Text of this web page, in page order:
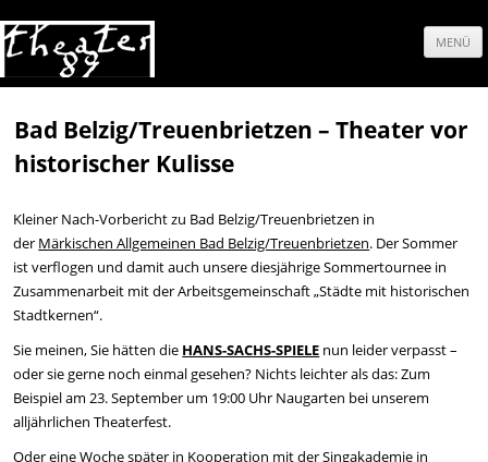
MENÜ
Springe
Bad Belzig/Treuenbrietzen – Theater vor
historischer Kulisse
Kleiner Nach-Vorbericht zu Bad Belzig/Treuenbrietzen in
der Märkischen Allgemeinen Bad Belzig/Treuenbrietzen. Der Sommer
ist verflogen und damit auch unsere diesjährige Sommertournee in
Zusammenarbeit mit der Arbeitsgemeinschaft „Städte mit historischen
Stadtkernen“.
Sie meinen, Sie hätten die HANS-SACHS-SPIELE nun leider verpasst –
oder sie gerne noch einmal gesehen? Nichts leichter als das: Zum
Beispiel am 23. September um 19:00 Uhr Naugarten bei unserem
alljährlichen Theaterfest.
Oder eine Woche später in Kooperation mit derSingakademie in